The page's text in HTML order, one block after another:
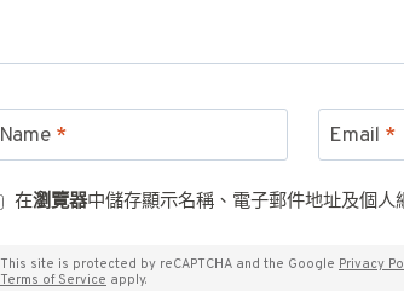
Name * Email *
在瀏覽器中儲存顯示名稱、電子郵件地址及個人
This site is protected by reCAPTCHA and the Google Privacy
Terms of Service apply.